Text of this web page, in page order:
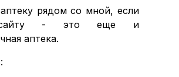
рядом со мной, если
сайту - это еще и
аптека.